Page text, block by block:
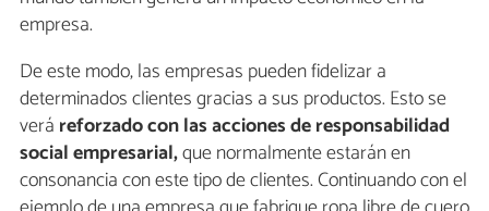
empresa.
De este modo, las empresas pueden fidelizar a
determinados clientes gracias a sus productos. Esto se
verá reforzado con las acciones de responsabilidad
social empresarial,que normalmente estarán en
consonancia con este tipo de clientes. Continuando con el